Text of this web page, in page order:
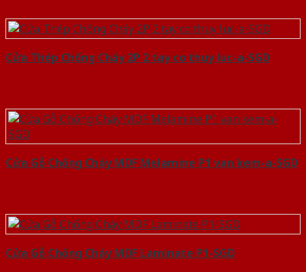
Cửa Thép Chống Cháy 2P 2 tay co thuy luc-a-SGD
Cửa Gỗ Chống Cháy MDF Melamine P1 van kem-a-SGD
Cửa Gỗ Chống Cháy MDF Laminate P1-SGD